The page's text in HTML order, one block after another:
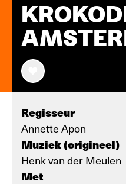
Regisseur
Annette Apon
Muziek (origineel)
Henk van der Meulen
Met